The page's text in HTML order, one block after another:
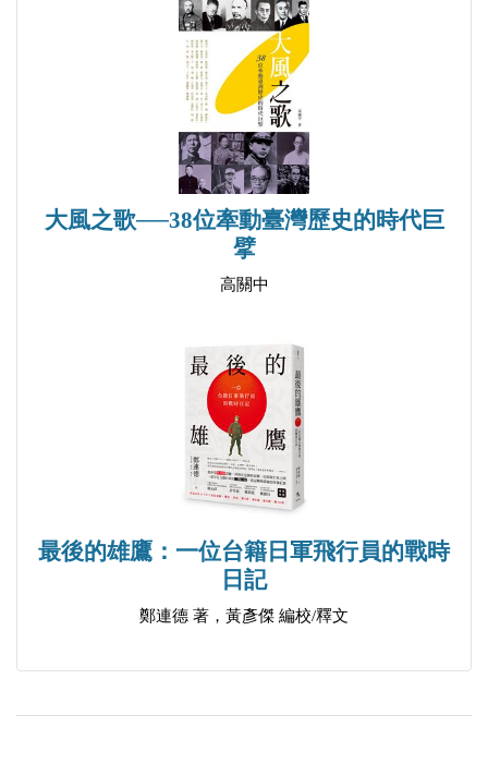
錄受訪者述說鹿港舊祖宮的故事
附錄四 清代莆田地區分靈自湄洲祖廟的宮廟田
附錄五 《福興宮事略》（福興宮提供）
附錄六 有關鹿港舊祖宮的創建年代的考證（蕭
大風之歌──38位牽動臺灣歷史的時代巨
擘
高關中
最後的雄鷹：一位台籍日軍飛行員的戰時
日記
鄭連德 著，黃彥傑 編校/釋文